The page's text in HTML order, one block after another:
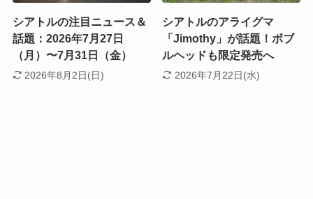
シアトルの注目ニュース＆
話題：2026年7月27日
（月）〜7月31日（金）
2026年8月2日(日)
シアトルのアライグマ
「Jimothy」が話題！ボブ
ルヘッドも限定発売へ
2026年7月22日(水)